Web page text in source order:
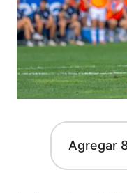
Agregar